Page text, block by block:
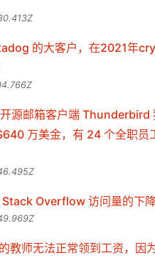
的大客户，在2021年
源邮箱客户端
万美金，有 24 个全职
Overflow 访问量的下降
教师无法正常领到工资，因